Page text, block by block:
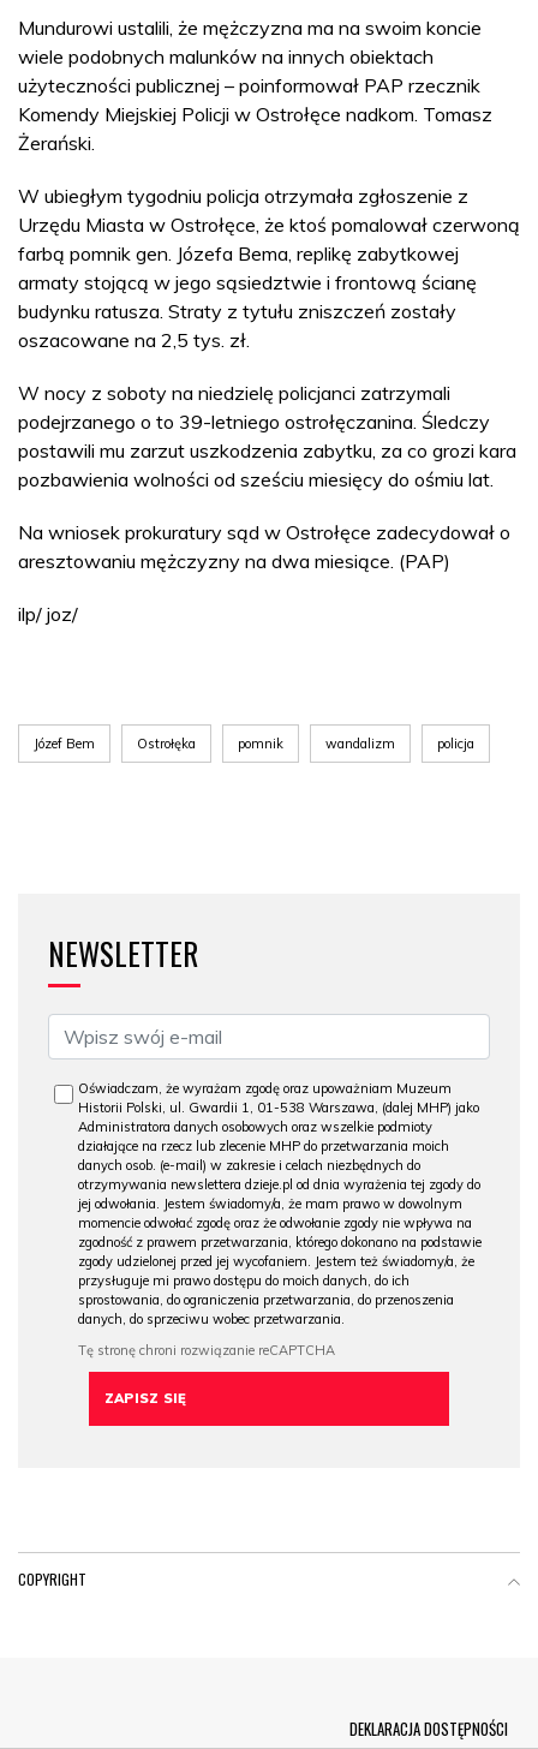
Mundurowi ustalili, że mężczyzna ma na swoim koncie
wiele podobnych malunków na innych obiektach
użyteczności publicznej – poinformował PAP rzecznik
Komendy Miejskiej Policji w Ostrołęce nadkom. Tomasz
Żerański.
W ubiegłym tygodniu policja otrzymała zgłoszenie z
Urzędu Miasta w Ostrołęce, że ktoś pomalował czerwoną
farbą pomnik gen. Józefa Bema, replikę zabytkowej
armaty stojącą w jego sąsiedztwie i frontową ścianę
budynku ratusza. Straty z tytułu zniszczeń zostały
oszacowane na 2,5 tys. zł.
W nocy z soboty na niedzielę policjanci zatrzymali
podejrzanego o to 39-letniego ostrołęczanina. Śledczy
postawili mu zarzut uszkodzenia zabytku, za co grozi kara
pozbawienia wolności od sześciu miesięcy do ośmiu lat.
Na wniosek prokuratury sąd w Ostrołęce zadecydował o
aresztowaniu mężczyzny na dwa miesiące. (PAP)
ilp/ joz/
Józef Bem Ostrołęka pomnik wandalizm policja
NEWSLETTER
Oświadczam, że wyrażam zgodę oraz upoważniam Muzeum
Historii Polski, ul. Gwardii 1, 01-538 Warszawa, (dalej MHP) jako
Administratora danych osobowych oraz wszelkie podmioty
działające na rzecz lub zlecenie MHP do przetwarzania moich
danych osob. (e-mail) w zakresie i celach niezbędnych do
otrzymywania newslettera dzieje.pl od dnia wyrażenia tej zgody do
jej odwołania. Jestem świadomy/a, że mam prawo w dowolnym
momencie odwołać zgodę oraz że odwołanie zgody nie wpływa na
zgodność z prawem przetwarzania, którego dokonano na podstawie
zgody udzielonej przed jej wycofaniem. Jestem też świadomy/a, że
przysługuje mi prawo dostępu do moich danych, do ich
sprostowania, do ograniczenia przetwarzania, do przenoszenia
danych, do sprzeciwu wobec przetwarzania.
COPYRIGHT
DEKLARACJA DOSTĘPNOŚCI